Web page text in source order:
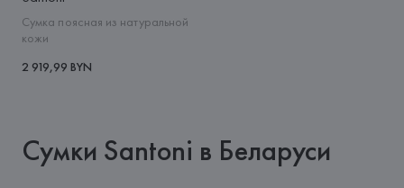
Сумка поясная из натуральной
кожи
2 919,99 BYN
Сумки Santoni в Беларуси